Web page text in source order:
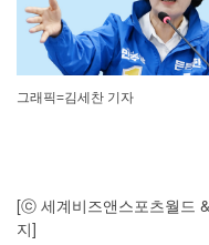
그래픽=김세찬 기자
[ⓒ 세계비즈앤스포츠월드
지]